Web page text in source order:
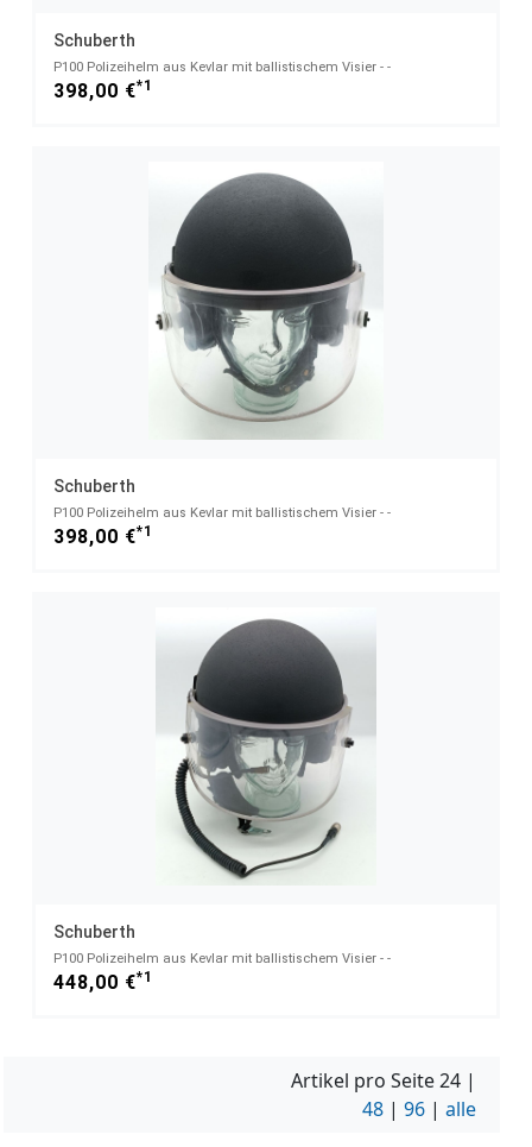
Schuberth
P100 Polizeihelm aus Kevlar mit ballistischem Visier - -
398,00 €*1
Schuberth
P100 Polizeihelm aus Kevlar mit ballistischem Visier - -
398,00 €*1
Schuberth
P100 Polizeihelm aus Kevlar mit ballistischem Visier - -
448,00 €*1
Artikel pro Seite24 |
48 | 96 | alle